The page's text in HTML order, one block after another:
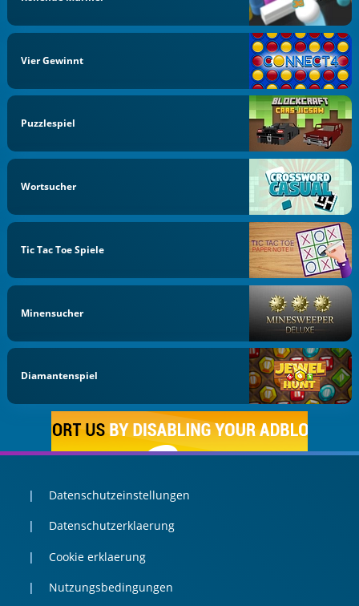
Vier Gewinnt
Puzzlespiel
Wortsucher
Tic Tac Toe Spiele
Minensucher
Diamantenspiel
Datenschutzeinstellungen
Datenschutzerklaerung
Cookie erklaerung
Nutzungsbedingungen